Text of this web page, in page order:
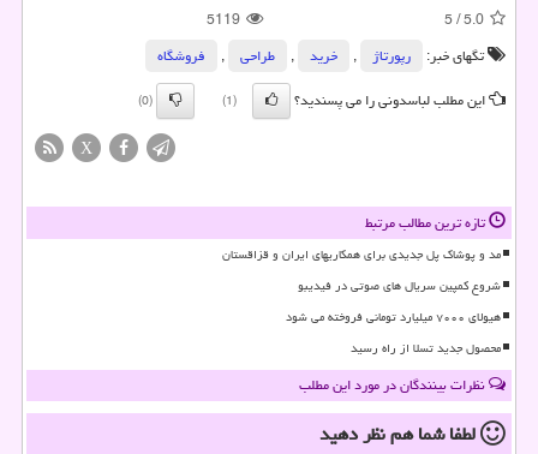
5.0
/
5
5119
تگهای خبر:
رپورتاژ , خرید , طراحی ,
فروشگاه
این مطلب لباسدونی را می پسندید؟
(1)
(0)
X
تازه ترین مطالب مرتبط
مد و پوشاک پل جدیدی برای همکاریهای ایران و قزاقستان
شروع کمپین سریال های صوتی در فیدیبو
هیولای ۷۰۰۰ میلیارد تومانی فروخته می شود
محصول جدید تسلا از راه رسید
نظرات بینندگان در مورد این مطلب
لطفا شما همنظر دهید